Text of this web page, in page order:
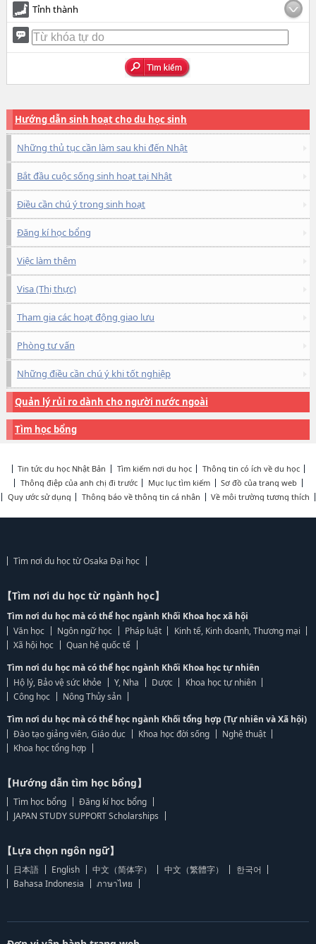
Tỉnh thành
Hướng dẫn sinh hoạt cho du học sinh
Những thủ tục cần làm sau khi đến Nhật
Bắt đầu cuộc sống sinh hoạt tại Nhật
Điều cần chú ý trong sinh hoạt
Đăng kí học bổng
Việc làm thêm
Visa (Thị thực)
Tham gia các hoạt động giao lưu
Phòng tư vấn
Những điều cần chú ý khi tốt nghiệp
Quản lý rủi ro dành cho người nước ngoài
Tìm học bổng
Tin tức du học Nhật Bản Tìm kiếm nơi du học
Thông tin có ích về du học
Thông điệp của anh chị đi trước
Mục lục tìm kiếm
Sơ đồ của trang web
Quy ước sử dụng
Thông báo về thông tin cá nhân Về môi trường tương thích
Tìm nơi du học từ Osaka Đại học
【Tìm nơi du học từ ngành học】
Tìm nơi du học mà có thể học ngành Khối Khoa học xã hội
Văn học
Ngôn ngữ học Pháp luật
Kinh tế, Kinh doanh, Thương mại
Xã hội học
Quan hệ quốc tế
Tìm nơi du học mà có thể học ngành Khối Khoa học tự nhiên
Hộ lý, Bảo vệ sức khỏe
Y, Nha Dược
Khoa học tự nhiên
Công học
Nông Thủy sản
Tìm nơi du học mà có thể học ngành Khối tổng hợp (Tự nhiên và Xã hội)
Đào tạo giảng viên, Giáo dục
Khoa học đời sống
Nghệ thuật
Khoa học tổng hợp
【Hướng dẫn tìm học bổng】
Tìm học bổng
Đăng kí học bổng
JAPAN STUDY SUPPORT Scholarships
【Lựa chọn ngôn ngữ】
日本語 English 中文（简体字） 中文（繁體字）
한국어
Bahasa Indonesia
ภาษาไทย